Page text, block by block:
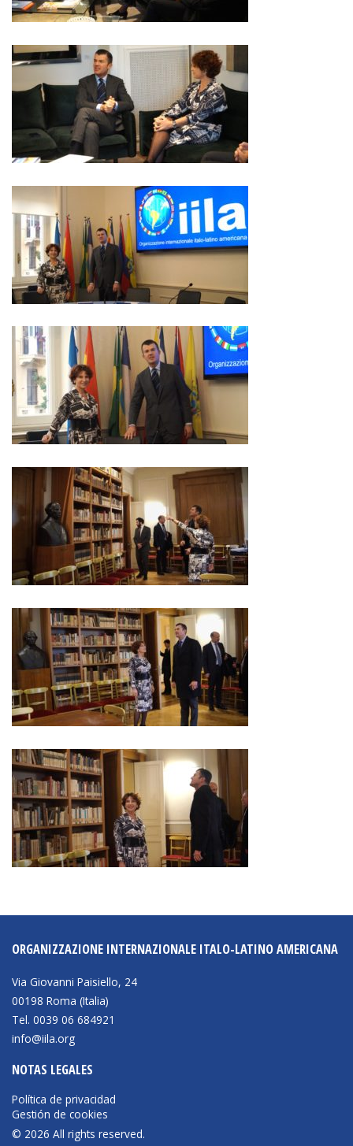
ORGANIZZAZIONE INTERNAZIONALE ITALO-LATINO AMERICANA
Via Giovanni Paisiello, 24
00198 Roma (Italia)
Tel. 0039 06 684921
info@iila.org
NOTAS LEGALES
Política de privacidad
Gestión de cookies
© 2026 All rights reserved.